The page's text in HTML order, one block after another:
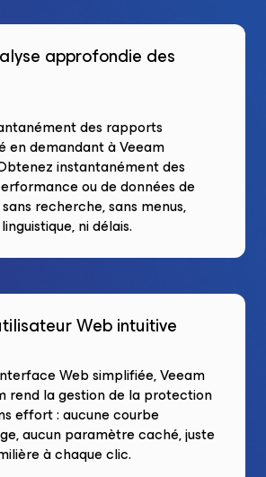
approfondie des
des rapports
en demandant à Veeam
instantanément des
ou de données de
recherche, sans menus,
ni délais.
Web intuitive
Web simplifiée, Veeam
rend la gestion de la protection
effort : aucune courbe
aucun paramètre caché, juste
à chaque clic.